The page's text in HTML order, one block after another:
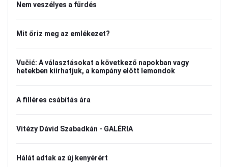
Nem veszélyes a fürdés
Mit őriz meg az emlékezet?
Vučić: A választásokat a következő napokban vagy
hetekben kiírhatjuk, a kampány előtt lemondok
A filléres csábítás ára
Vitézy Dávid Szabadkán - GALÉRIA
Hálát adtak az új kenyérért